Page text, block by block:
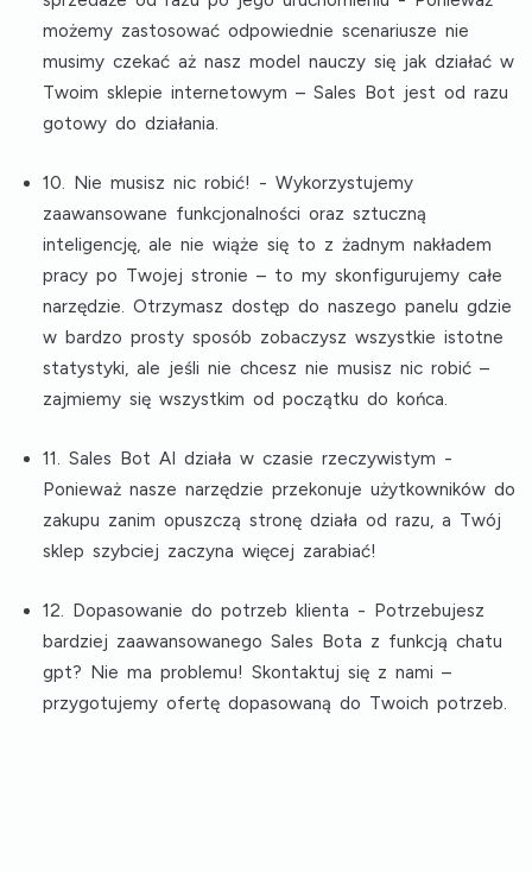
możemy zastosować odpowiednie scenariusze nie
musimy czekać aż nasz model nauczy się jak działać w
Twoim sklepie internetowym – Sales Bot jest od razu
gotowy do działania.
10. Nie musisz nic robić! - Wykorzystujemy
zaawansowane funkcjonalności oraz sztuczną
inteligencję, ale nie wiąże się to z żadnym nakładem
pracy po Twojej stronie – to my skonfigurujemy całe
narzędzie. Otrzymasz dostęp do naszego panelu gdzie
w bardzo prosty sposób zobaczysz wszystkie istotne
statystyki, ale jeśli nie chcesz nie musisz nic robić –
zajmiemy się wszystkim od początku do końca.
11. Sales Bot AI działa w czasie rzeczywistym -
Ponieważ nasze narzędzie przekonuje użytkowników do
zakupu zanim opuszczą stronę działa od razu, a Twój
sklep szybciej zaczyna więcej zarabiać!
12. Dopasowanie do potrzeb klienta - Potrzebujesz
bardziej zaawansowanego Sales Bota z funkcją chatu
gpt? Nie ma problemu! Skontaktuj się z nami –
przygotujemy ofertę dopasowaną do Twoich potrzeb.